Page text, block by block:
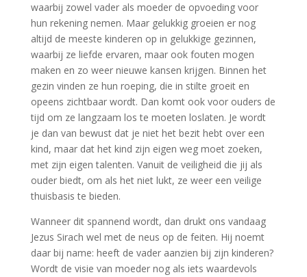
waarbij zowel vader als moeder de opvoeding voor
hun rekening nemen. Maar gelukkig groeien er nog
altijd de meeste kinderen op in gelukkige gezinnen,
waarbij ze liefde ervaren, maar ook fouten mogen
maken en zo weer nieuwe kansen krijgen. Binnen het
gezin vinden ze hun roeping, die in stilte groeit en
opeens zichtbaar wordt. Dan komt ook voor ouders de
tijd om ze langzaam los te moeten loslaten. Je wordt
je dan van bewust dat je niet het bezit hebt over een
kind, maar dat het kind zijn eigen weg moet zoeken,
met zijn eigen talenten. Vanuit de veiligheid die jij als
ouder biedt, om als het niet lukt, ze weer een veilige
thuisbasis te bieden.
Wanneer dit spannend wordt, dan drukt ons vandaag
Jezus Sirach wel met de neus op de feiten. Hij noemt
daar bij name: heeft de vader aanzien bij zijn kinderen?
Wordt de visie van moeder nog als iets waardevols